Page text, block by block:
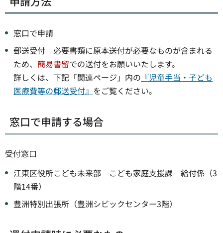
窓口で申請
郵送受付 必要書類に原本送付が必要なものが含まれる
ため、 簡易書留での送付をお願いいたします。
詳しくは、下記「関連ページ」内の 『児童手当・子ども
医療費等の郵送受付』 をご覧ください。
窓口で申請する場合
受付窓口
江東区役所こども未来部 こども家庭支援課 給付係（3
階14番）
豊洲特別出張所（豊洲シビックセンター3階）